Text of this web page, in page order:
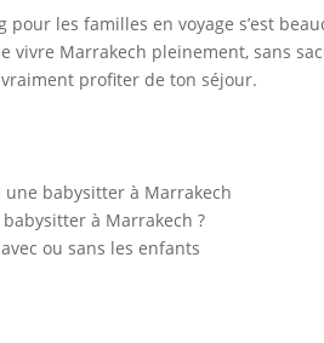
pour les familles en voyage s’est
vivre Marrakech pleinement, sans
profiter de ton séjour.
babysitter à Marrakech
à Marrakech ?
ou sans les enfants